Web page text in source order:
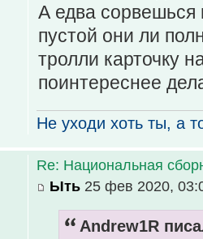
А едва сорвешься
пустой они ли
тролли карточку
поинтереснее
Не уходи хоть ты, а
Re: Национальная
Ыть 25 фев 2020,
Andrew1R